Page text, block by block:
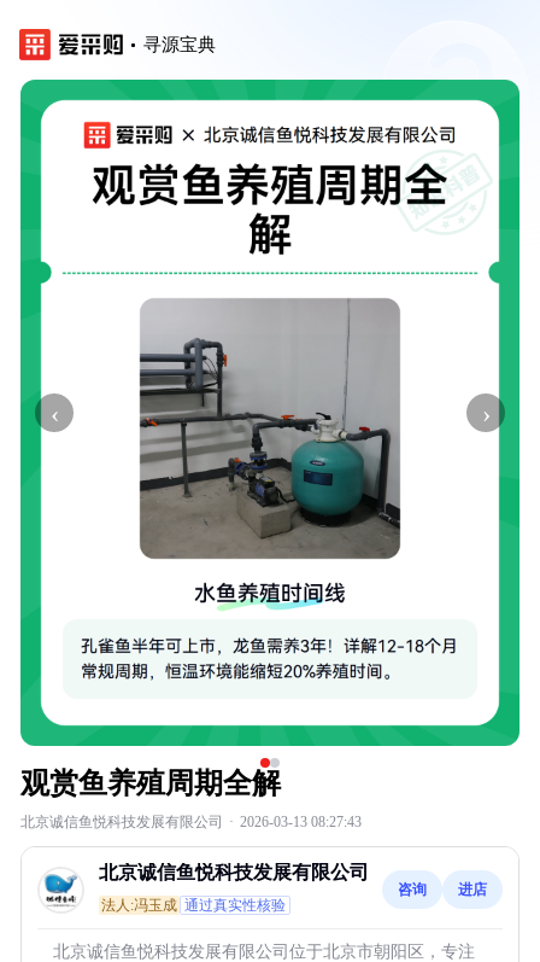
寻源宝典
‹ ›
观赏鱼养殖周期全解
北京诚信鱼悦科技发展有限公司 · 2026-03-13 08:27:43
北京诚信鱼悦科技发展有限公司
法人:冯玉成 通过真实性核验
咨询 进店
北京诚信鱼悦科技发展有限公司位于北京市朝阳区，专注